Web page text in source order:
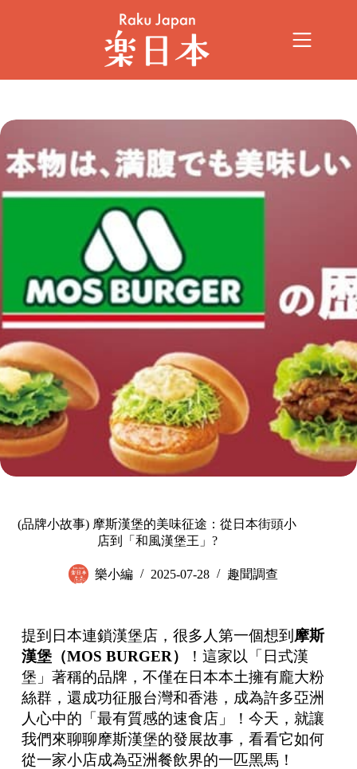
(品牌小故事) 摩斯漢堡的美味征途：從日本街頭小
店到「和風漢堡王」?
樂小編 2025-07-28 趣聞調查
提到日本連鎖漢堡店，很多人第一個想到 摩斯
漢堡（MOS BURGER）
！這家以「日式漢
堡」著稱的品牌，不僅在日本本土擁有龐大粉
絲群，還成功征服台灣和香港，成為許多亞洲
人心中的「最有質感的速食店」！今天，就讓
我們來聊聊摩斯漢堡的發展故事，看看它如何
從一家小店成為亞洲餐飲界的一匹黑馬！